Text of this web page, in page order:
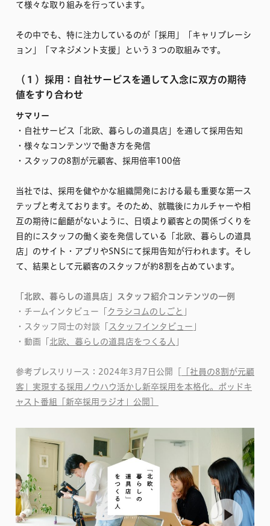
て様々な取り組みを行っています。
その中でも、特に注力しているのが「採用」「キャリブレーシ
ョン」「マネジメント支援」という３つの取組みです。
（１）採用：自社サービスを通して入念に双方の期待
値をすり合わせ
サマリー
・自社サービス「北欧、暮らしの道具店」を通して採用告知
・様々なコンテンツで働き方を発信
・スタッフの8割が元顧客、採用倍率100倍
当社では、採用を健やかな組織開発における最も重要な第一ス
テップと考えております。そのため、就職後にカルチャーや相
互の期待に齟齬がないように、日頃より顧客との関係づくりを
目的にスタッフの働く姿を発信している「北欧、暮らしの道具
店」のサイト・アプリやSNSにて採用告知が行われます。そし
て、結果として元顧客のスタッフが約8割を占めています。
「北欧、暮らしの道具店」スタッフ紹介コンテンツの一例
・チームインタビュー「
クラシコムのしごと
・スタッフ同士の対談「
スタッフインタビュー
・動画「 北欧、暮らしの道具店をつくる人
参考プレスリリース：2024年3月7日公開［
「社員の8割が元顧
客」実現する採用ノウハウ活かし新卒採用を本格化。ポッドキ
ャスト番組「新卒採用ラジオ」公開］